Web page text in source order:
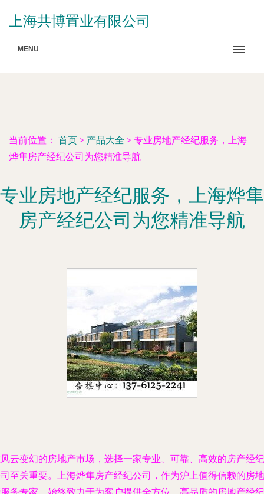
上海共博置业有限公司
MENU
当前位置： 首页 > 产品大全 > 专业房地产经纪服务，上海
烨隼房产经纪公司为您精准导航
专业房地产经纪服务，上海烨隼
房产经纪公司为您精准导航
云变幻的房地产市场，选择一家专业、可靠、高效的房产经纪
至关重要。上海烨隼房产经纪公司，作为沪上值得信赖的房地